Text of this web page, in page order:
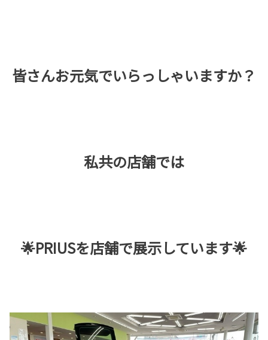
皆さんお元気でいらっしゃいますか？
私共の店舗では
🌟PRIUSを店舗で展示しています🌟